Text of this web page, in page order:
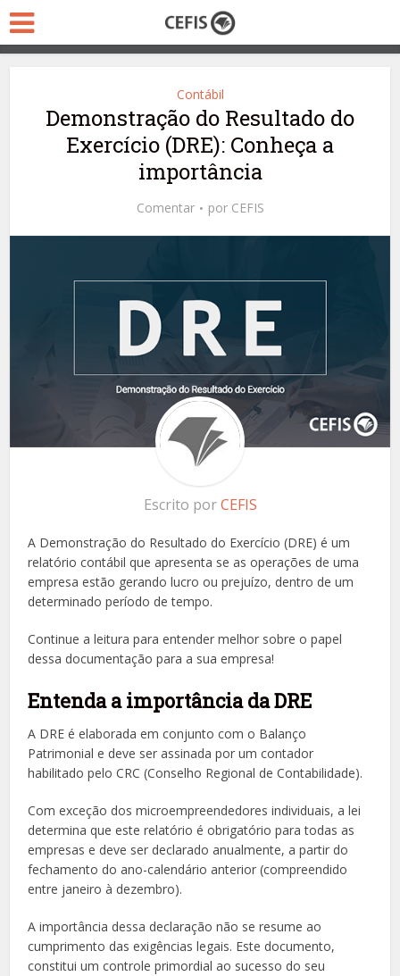
Contábil
Demonstração do Resultado do
Exercício (DRE): Conheça a
importância
Comentar por CEFIS
Escrito porCEFIS
A Demonstração do Resultado do Exercício (DRE) é um
relatório contábil que apresenta se as operações de uma
empresa estão gerando lucro ou prejuízo, dentro de um
determinado período de tempo.
Continue a leitura para entender melhor sobre o papel
dessa documentação para a sua empresa!
Entenda a importância da DRE
A DRE é elaborada em conjunto com o Balanço
Patrimonial e deve ser assinada por um contador
habilitado pelo CRC (Conselho Regional de Contabilidade).
Com exceção dos microempreendedores individuais, a lei
determina que este relatório é obrigatório para todas as
empresas e deve ser declarado anualmente, a partir do
fechamento do ano-calendário anterior (compreendido
entre janeiro à dezembro).
A importância dessa declaração não se resume ao
cumprimento das exigências legais. Este documento,
constitui um controle primordial ao sucesso do seu